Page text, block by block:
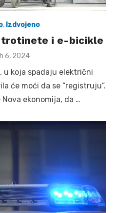
, Izdvojeno
trotinete i e-bicikle
6, 2024
u koja spadaju električni
će moći da se “registruju”.
Nova ekonomija, da …